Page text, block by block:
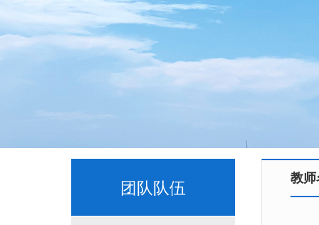
团队队伍
教师